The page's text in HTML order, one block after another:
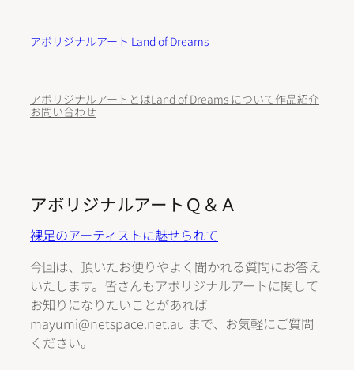
アボリジナルアート Land of Dreams
アボリジナルアートとはLand of Dreams について作品紹介
お問い合わせ
アボリジナルアートＱ＆Ａ
裸足のアーティストに魅せられて
今回は、頂いたお便りやよく聞かれる質問にお答え
いたします。皆さんもアボリジナルアートに関して
お知りになりたいことがあれば
mayumi@netspace.net.au まで、お気軽にご質問
ください。